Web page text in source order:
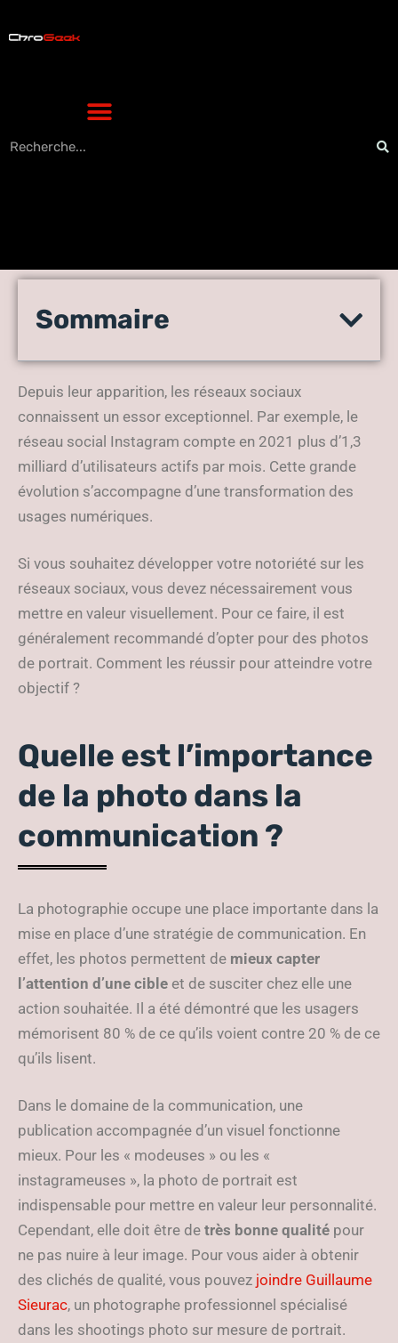
Photos de portrait : les
les réseaux sociaux !
Sommaire
Depuis leur apparition, les réseaux sociaux
connaissent un essor exceptionnel. Par exemple, le
réseau social Instagram compte en 2021 plus d’1,3
milliard d’utilisateurs actifs par mois. Cette grande
évolution s’accompagne d’une transformation des
usages numériques.
Si vous souhaitez développer votre notoriété sur les
réseaux sociaux, vous devez nécessairement vous
mettre en valeur visuellement. Pour ce faire, il est
généralement recommandé d’opter pour des photos
de portrait. Comment les réussir pour atteindre votre
objectif ?
Quelle est l’importance
de la photo dans la
communication ?
La photographie occupe une place importante dans la
mise en place d’une stratégie de communication. En
effet, les photos permettent de mieux capter
l’attention d’une cible et de susciter chez elle une
action souhaitée. Il a été démontré que les usagers
mémorisent 80 % de ce qu’ils voient contre 20 % de ce
qu’ils lisent.
Dans le domaine de la communication, une
publication accompagnée d’un visuel fonctionne
mieux. Pour les « modeuses » ou les «
instagrameuses », la photo de portrait est
indispensable pour mettre en valeur leur personnalité.
Cependant, elle doit être de très bonne qualité pour
ne pas nuire à leur image. Pour vous aider à obtenir
des clichés de qualité, vous pouvez joindre Guillaume
Sieurac, un photographe professionnel spécialisé
dans les shootings photo sur mesure de portrait.